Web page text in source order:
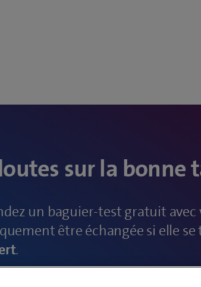
sur la bonne
un baguier-test gratuit avec
être échangée si elle se
.